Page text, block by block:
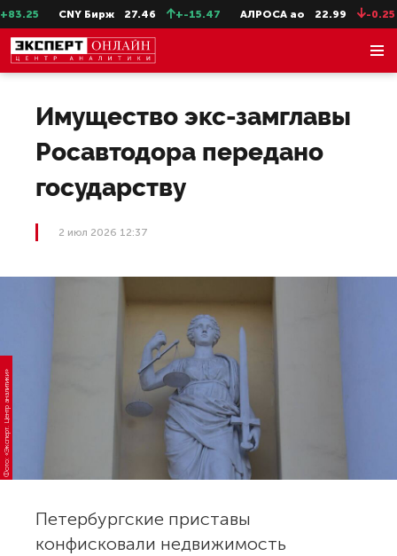
CNY Бирж 27.46 +-15.47 АЛРОСА ао 22.99 -0.25
Имущество экс-замглавы
Росавтодора передано
государству
2 июл 2026 12:37
Фото: «Эксперт. Центр аналитики»
Петербургские приставы
конфисковали недвижимость